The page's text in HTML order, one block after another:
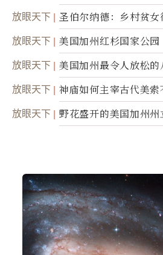
灵
放眼天下
圣伯尔纳德：乡村贫
腐身
放眼天下 美国加州红杉国家公园
放眼天下 美国加州最令人放松的
放眼天下 神庙如何主宰古代美
放眼天下 野花盛开的美国加州州